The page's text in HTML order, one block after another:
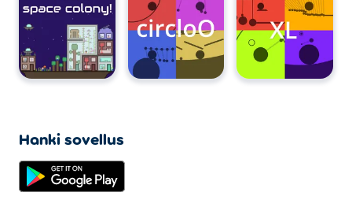
Hanki sovellus